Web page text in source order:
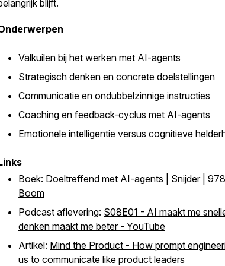
blijft.
Valkuilen bij het werken met AI-agents
Strategisch denken en concrete doelstellingen
Communicatie en ondubbelzinnige instructies
Coaching en feedback-cyclus met AI-agents
Emotionele intelligentie versus cognitieve
Boek: Doeltreffend met AI-agents | Snijder |
Boom
Podcast aflevering: S08E01 - AI maakt me
denken maakt me beter - YouTube
Artikel: Mind the Product - How prompt
us to communicate like product leaders